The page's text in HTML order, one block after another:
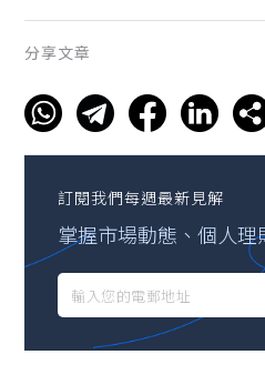
分享文章
訂閱我們每週最新見解
掌握市場動態、個人